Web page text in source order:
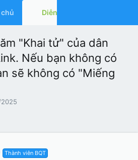
Diễn đàn
"Khai tử" của dân
Nếu bạn không có
sẽ không có "Miếng
Thành viên BQT